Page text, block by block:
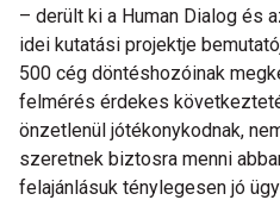
– derült ki a Human Dialog és
idei kutatási projektje
500 cég döntéshozóinak
felmérés érdekes
önzetlenül jótékonykodnak,
szeretnek biztosra menni
felajánlásuk ténylegesen jó